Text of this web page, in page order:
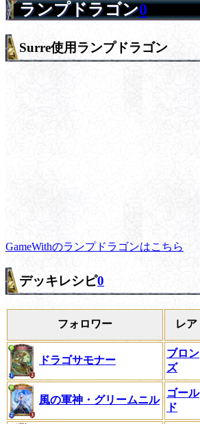
ランプドラゴン0
Surre使用ランプドラゴン
GameWithのランプドラゴンはこちら
デッキレシピ0
フォロワー レア
ドラゴサモナー
ブロン
ズ
風の軍神・グリームニル
ゴール
ド